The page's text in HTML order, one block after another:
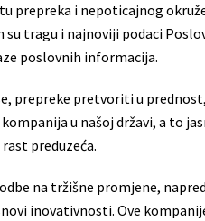
prepreka i nepoticajnog
tragu i najnoviji podaci
poslovnih informacija.
prepreke pretvoriti u
u našoj državi, a to
preduzeća.
na tržišne promjene,
inovativnosti. Ove